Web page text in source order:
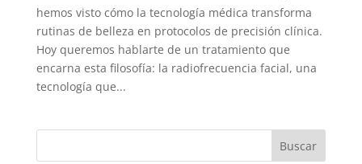
hemos visto cómo la tecnología médica transforma
rutinas de belleza en protocolos de precisión clínica.
Hoy queremos hablarte de un tratamiento que
encarna esta filosofía: la radiofrecuencia facial, una
tecnología que...